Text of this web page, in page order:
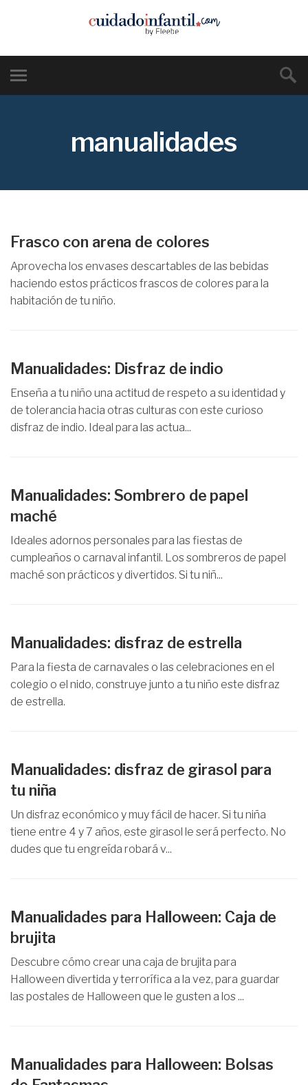
manualidades
Frasco con arena de colores
Aprovecha los envases descartables de las bebidas
haciendo estos prácticos frascos de colores para la
habitación de tu niño.
Manualidades: Disfraz de indio
Enseña a tu niño una actitud de respeto a su identidad y
de tolerancia hacia otras culturas con este curioso
disfraz de indio. Ideal para las actua...
Manualidades: Sombrero de papel
maché
Ideales adornos personales para las fiestas de
cumpleaños o carnaval infantil. Los sombreros de papel
maché son prácticos y divertidos. Si tu niñ...
Manualidades: disfraz de estrella
Para la fiesta de carnavales o las celebraciones en el
colegio o el nido, construye junto a tu niño este disfraz
de estrella.
Manualidades: disfraz de girasol para
tu niña
Un disfraz económico y muy fácil de hacer. Si tu niña
tiene entre 4 y 7 años, este girasol le será perfecto. No
dudes que tu engreída robará v...
Manualidades para Halloween: Caja de
brujita
Descubre cómo crear una caja de brujita para
Halloween divertida y terrorífica a la vez, para guardar
las postales de Halloween que le gusten a los ...
Manualidades para Halloween: Bolsas